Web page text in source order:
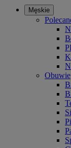
Męskie
Obuwie